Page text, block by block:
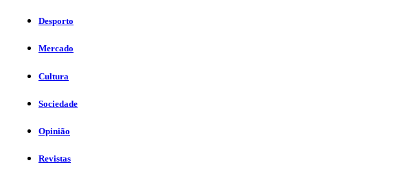
Desporto
Mercado
Cultura
Sociedade
Opinião
Revistas